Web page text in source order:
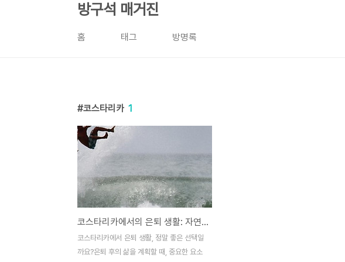
방구석 매거진
홈 태그 방명록
코스타리카 1
코스타리카에서의 은퇴 생활: 자연과 평온이 함께하는 낙원 코스타리카
코스타리카에서 은퇴 생활, 정말 좋은 선택일
까요?은퇴 후의 삶을 계획할 때, 중요한 요소